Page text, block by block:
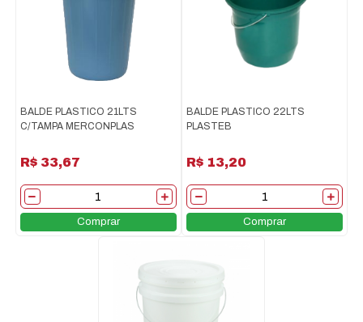
BALDE PLASTICO 21LTS
C/TAMPA MERCONPLAS
R$ 33,67
Comprar
BALDE PLASTICO 22LTS
PLASTEB
R$ 13,20
Comprar